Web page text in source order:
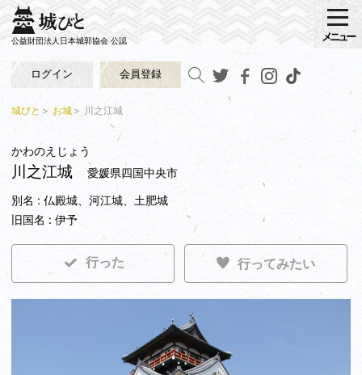
公益財団法人日本城郭協会 公認
ログイン 会員登録
メニュー
城びと お城 川之江城
かわのえじょう
川之江城
愛媛県四国中央市
別名 : 仏殿城、河江城、土肥城
旧国名 : 伊予
行った 行ってみたい